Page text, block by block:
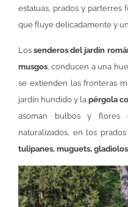
estatuas, prados y parterres
que fluye delicadamente y
Lossenderos del jardín
musgos , conducen a una
se extienden las fronteras
jardín hundido y la pérgola
asoman bulbos y flores
naturalizados, en los
tulipanes, muguets,